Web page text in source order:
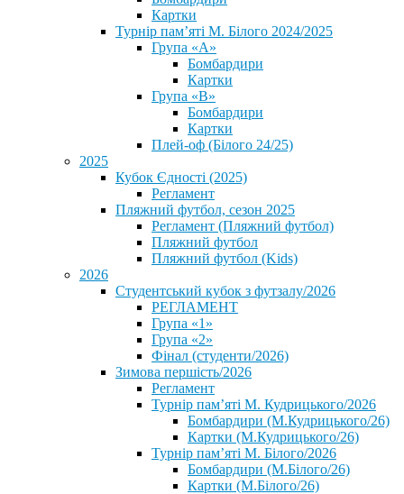
Картки
Турнір пам’яті М. Білого 2024/2025
Група «А»
Бомбардири
Картки
Група «В»
Бомбардири
Картки
Плей-оф (Білого 24/25)
2025
Кубок Єдності (2025)
Регламент
Пляжний футбол, сезон 2025
Регламент (Пляжний футбол)
Пляжний футбол
Пляжний футбол (Kids)
2026
Студентський кубок з футзалу/2026
РЕГЛАМЕНТ
Група «1»
Група «2»
Фінал (студенти/2026)
⁨Зимова першість/2026⁩
Регламент
Турнір пам’яті М. Кудрицького/2026
Бомбардири (М.Кудрицького/26)
Картки (М.Кудрицького/26)
Турнір пам’яті М. Білого/2026
Бомбардири (М.Білого/26)
Картки (М.Білого/26)